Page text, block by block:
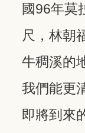
國96年莫
尺，林朝
牛稠溪的
我們能更
即將到來